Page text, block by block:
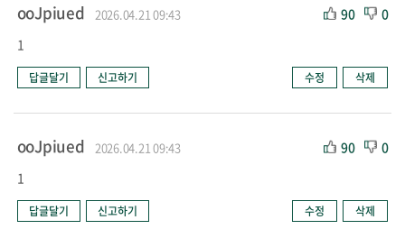
ooJpiued 2026.04.21 09:43 90
0
1
답글달기 신고하기 수정 삭제
ooJpiued 2026.04.21 09:43 90
0
1
답글달기 신고하기 수정 삭제